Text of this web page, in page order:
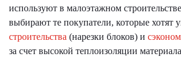
используют в малоэтажном
выбирают те покупатели, которые хотят
строительства (нарезки блоков) и
за счет высокой теплоизоляции